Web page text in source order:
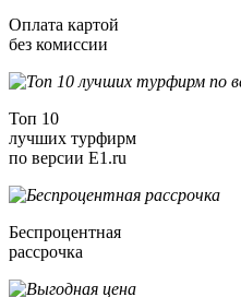
Оплата картой
без комиссии
Топ 10
лучших турфирм
по версии E1.ru
Беспроцентная
рассрочка